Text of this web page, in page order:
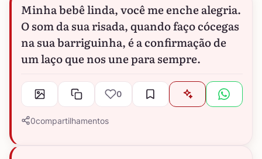
Minha bebê linda, você me enche alegria.
O som da sua risada, quando faço cócegas
na sua barriguinha, é a confirmação de
um laço que nos une para sempre.
0
0compartilhamentos